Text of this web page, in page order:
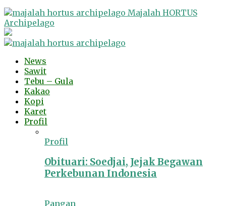
Majalah HORTUS
Archipelago
News
Sawit
Tebu – Gula
Kakao
Kopi
Karet
Profil
Profil
Obituari: Soedjai, Jejak Begawan
Perkebunan Indonesia
Pangan